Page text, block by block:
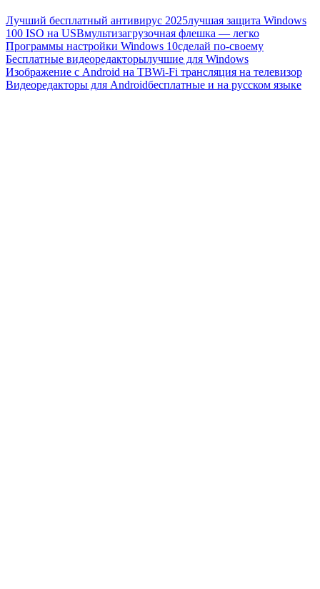
Лучший бесплатный антивирус 2025лучшая защита Windows
100 ISO на USBмультизагрузочная флешка — легко
Программы настройки Windows 10сделай по-своему
Бесплатные видеоредакторылучшие для Windows
Изображение с Android на ТВWi-Fi трансляция на телевизор
Видеоредакторы для Androidбесплатные и на русском языке